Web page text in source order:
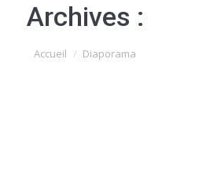
Archives :
Accueil Diaporama